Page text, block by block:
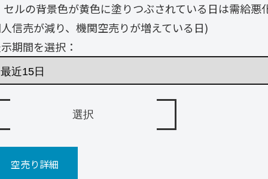
セルの背景色が黄色に塗りつぶされている日は需給
信売が減り、機関空売りが増えている日)
期間を選択：
空売り詳細